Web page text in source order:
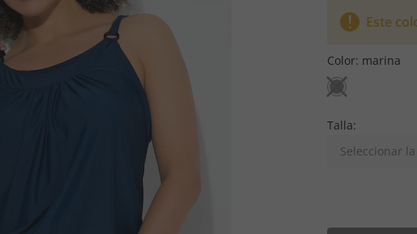
Este
Color: marina
Talla:
Seleccionar